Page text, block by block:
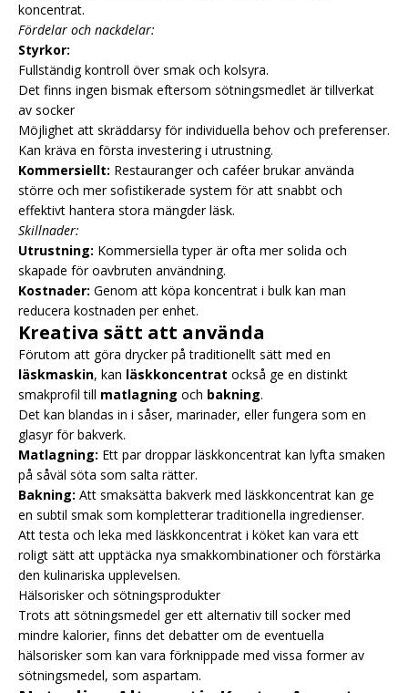
koncentrat.
Fördelar och nackdelar:
Styrkor:
Fullständig kontroll över smak och kolsyra.
Det finns ingen bismak eftersom sötningsmedlet är tillverkat
av socker
Möjlighet att skräddarsy för individuella behov och preferenser.
Kan kräva en första investering i utrustning.
Kommersiellt: Restauranger och caféer brukar använda
större och mer sofistikerade system för att snabbt och
effektivt hantera stora mängder läsk.
Skillnader:
Utrustning: Kommersiella typer är ofta mer solida och
skapade för oavbruten användning.
Kostnader: Genom att köpa koncentrat i bulk kan man
reducera kostnaden per enhet.
Kreativa sätt att använda
Förutom att göra drycker på traditionellt sätt med en
läskmaskin, kan läskkoncentrat också ge en distinkt
smakprofil till matlagning och bakning.
Det kan blandas in i såser, marinader, eller fungera som en
glasyr för bakverk.
Matlagning: Ett par droppar läskkoncentrat kan lyfta smaken
på såväl söta som salta rätter.
Bakning: Att smaksätta bakverk med läskkoncentrat kan ge
en subtil smak som kompletterar traditionella ingredienser.
Att testa och leka med läskkoncentrat i köket kan vara ett
roligt sätt att upptäcka nya smakkombinationer och förstärka
den kulinariska upplevelsen.
Hälsorisker och sötningsprodukter
Trots att sötningsmedel ger ett alternativ till socker med
mindre kalorier, finns det debatter om de eventuella
hälsorisker som kan vara förknippade med vissa former av
sötningsmedel, som aspartam.